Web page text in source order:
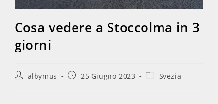
Cosa vedere a Stoccolma in 3
giorni
Autorealbymus
Articolo25 Giugno 2023
Categoria
Svezia